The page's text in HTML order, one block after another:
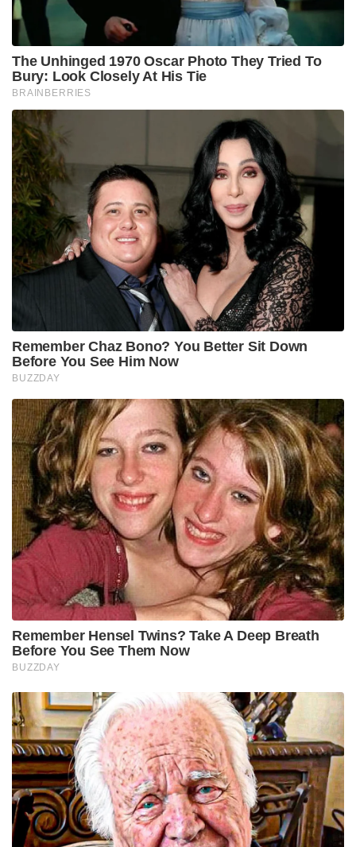
The Unhinged 1970 Oscar Photo They Tried To
Bury: Look Closely At His Tie
BRAINBERRIES
Remember Chaz Bono? You Better Sit Down
Before You See Him Now
BUZZDAY
Remember Hensel Twins? Take A Deep Breath
Before You See Them Now
BUZZDAY